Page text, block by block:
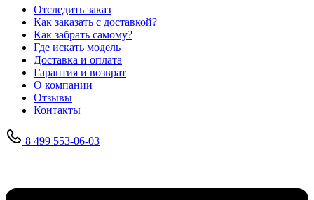
Отследить заказ
Как заказать с доставкой?
Как забрать самому?
Где искать модель
Доставка и оплата
Гарантия и возврат
О компании
Отзывы
Контакты
8 499 553-06-03